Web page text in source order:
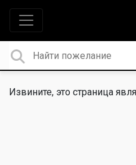
Извините, это страница